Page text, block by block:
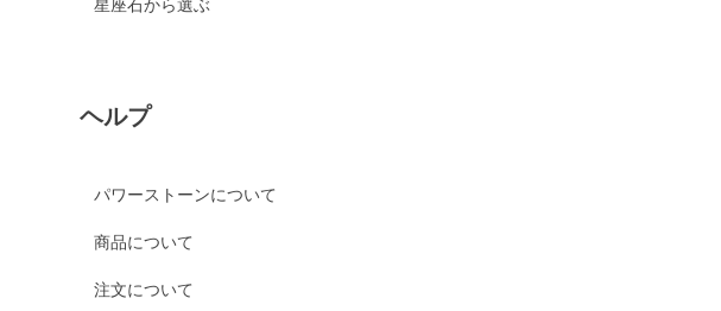
星座石から選ぶ
ヘルプ
パワーストーンについて
商品について
注文について